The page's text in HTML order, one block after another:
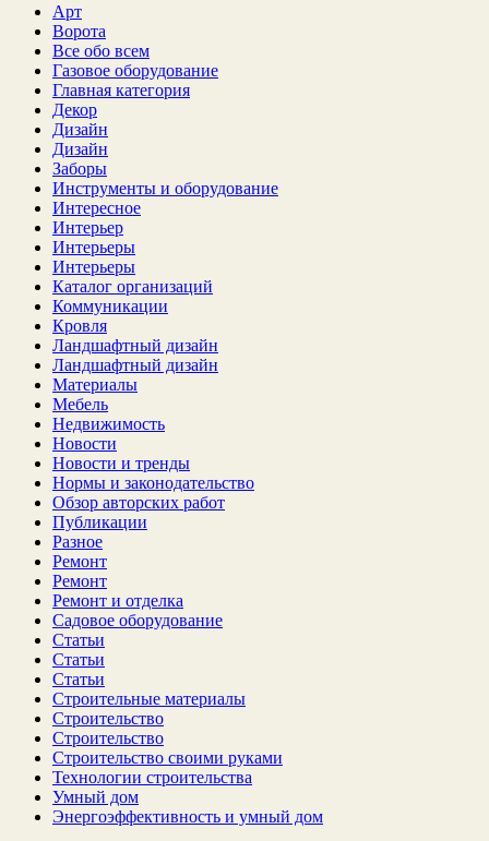
Арт
Ворота
Все обо всем
Газовое оборудование
Главная категория
Декор
Дизайн
Дизайн
Заборы
Инструменты и оборудование
Интересное
Интерьер
Интерьеры
Интерьеры
Каталог организаций
Коммуникации
Кровля
Ландшафтный дизайн
Ландшафтный дизайн
Материалы
Мебель
Недвижимость
Новости
Новости и тренды
Нормы и законодательство
Обзор авторских работ
Публикации
Разное
Ремонт
Ремонт
Ремонт и отделка
Садовое оборудование
Статьи
Статьи
Статьи
Строительные материалы
Строительство
Строительство
Строительство своими руками
Технологии строительства
Умный дом
Энергоэффективность и умный дом